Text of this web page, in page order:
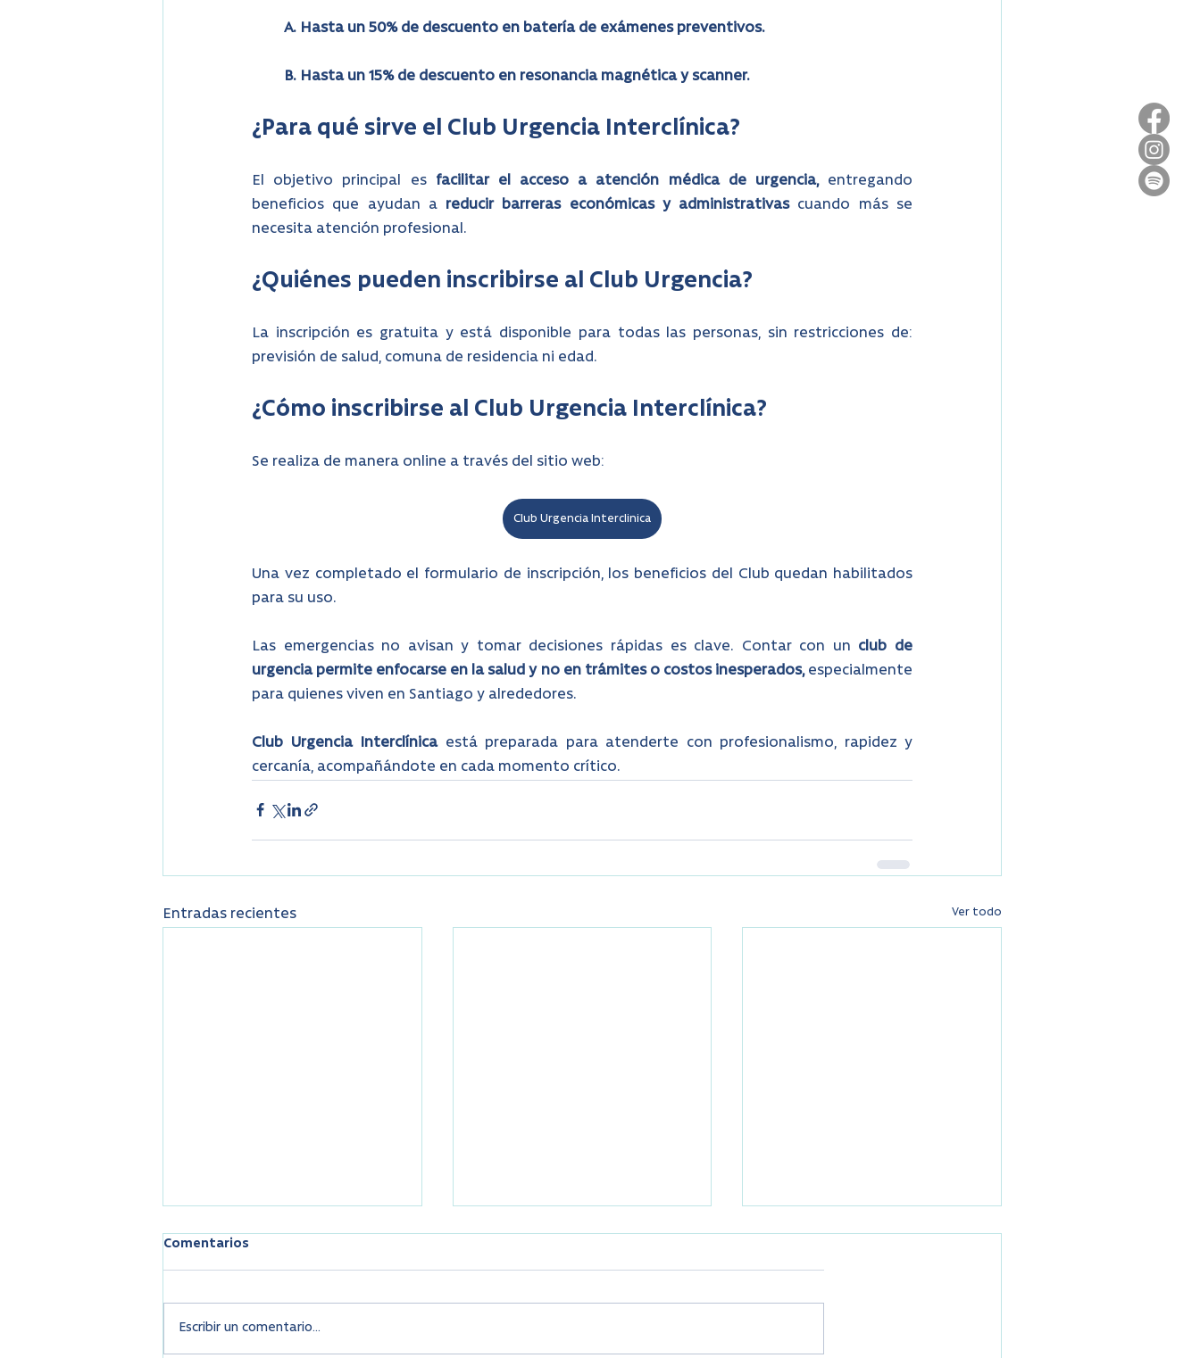
A. Hasta un 50% de descuento en batería de exámenes preventivos.
B. Hasta un 15% de descuento en resonancia magnética y scanner.
¿Para qué sirve el Club Urgencia Interclínica?
El objetivo principal es facilitar el acceso a atención médica de urgencia, entregando
beneficios que ayudan a reducir barreras económicas y administrativas cuando más se
necesita atención profesional.
¿Quiénes pueden inscribirse al Club Urgencia?
La inscripción es gratuita y está disponible para todas las personas, sin restricciones de:
previsión de salud, comuna de residencia ni edad.
¿Cómo inscribirse al Club Urgencia Interclínica?
Se realiza de manera online a través del sitio web:
Club Urgencia Interclinica
Una vez completado el formulario de inscripción, los beneficios del Club quedan habilitados
para su uso.
Las emergencias no avisan y tomar decisiones rápidas es clave. Contar con un club de
urgencia permite enfocarse en la salud y no en trámites o costos inesperados, especialmente
para quienes viven en Santiago y alrededores.
Club Urgencia Interclínica está preparada para atenderte con profesionalismo, rapidez y
cercanía, acompañándote en cada momento crítico.
Entradas recientes Ver todo
Comentarios
Escribir un comentario...